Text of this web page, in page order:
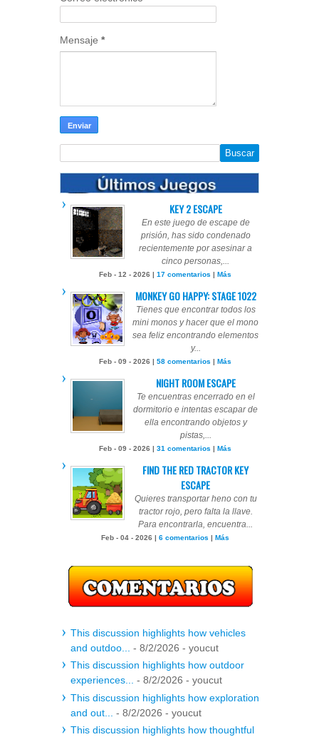
Mensaje *
KEY 2 ESCAPE
En este juego de escape de
prisión, has sido condenado
recientemente por asesinar a
cinco personas,...
Feb - 12 - 2026 | 17 comentarios | Más
MONKEY GO HAPPY: STAGE 1022
Tienes que encontrar todos los
mini monos y hacer que el mono
sea feliz encontrando elementos
y...
Feb - 09 - 2026 | 58 comentarios | Más
NIGHT ROOM ESCAPE
Te encuentras encerrado en el
dormitorio e intentas escapar de
ella encontrando objetos y
pistas,...
Feb - 09 - 2026 | 31 comentarios | Más
FIND THE RED TRACTOR KEY
ESCAPE
Quieres transportar heno con tu
tractor rojo, pero falta la llave.
Para encontrarla, encuentra...
Feb - 04 - 2026 | 6 comentarios | Más
This discussion highlights how vehicles
and outdoo...
- 8/2/2026 - youcut
This discussion highlights how outdoor
experiences... - 8/2/2026 - youcut
This discussion highlights how exploration
and out...
- 8/2/2026 - youcut
This discussion highlights how thoughtful